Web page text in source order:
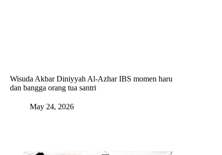
Wisuda Akbar Diniyyah Al-Azhar IBS momen haru
dan bangga orang tua santri
May 24, 2026